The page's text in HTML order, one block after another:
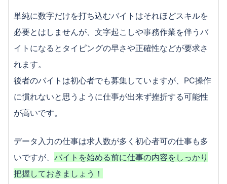
について
大学生はラウンジでバイトするのがおすすめな理由
女性向けバイト！イベントコンパニオンのバイトっ
て何をするの？
忙しいって本当？居酒屋でバイトをするメリットと
注意点
る注意点
ツいバイトまとめ
高い時給が魅力！コーヒーレディのバイトって何を
するの？
単純に数字だけを打ち込むバイトはそれほどスキルを
必要とはしませんが、文字起こしや事務作業を伴うバ
イトになるとタイピングの早さや正確性などが要求さ
れます。
後者のバイトは初心者でも募集していますが、PC操作
に慣れないと思うように仕事が出来ず挫折する可能性
が高いです。
データ入力の仕事は求人数が多く初心者可の仕事も多
いですが、 バイトを始める前に仕事の内容をしっかり
把握しておきましょう！